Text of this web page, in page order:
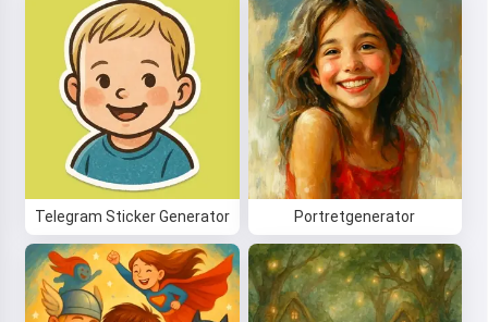
Telegram Sticker Generator Portretgenerator